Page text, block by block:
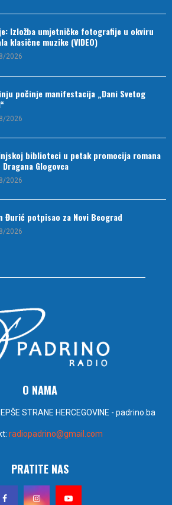
Izložba umjetničke fotografije u okviru
klasične muzike (VIDEO)
2026
počinje manifestacija „Dani Svetog
2026
biblioteci u petak promocija romana
Glogovca
2026
Đurić potpisao za Novi Beograd
2026
O NAMA
STRANE HERCEGOVINE - padrino.ba
radiopadrino@gmail.com
PRATITE NAS